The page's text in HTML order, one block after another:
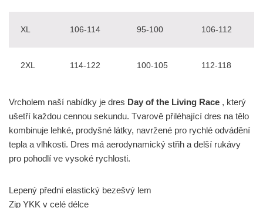
XL 106-114 95-100 106-112
2XL 114-122 100-105 112-118
Vrcholem naší nabídky je dres Day of the Living Race , který
ušetří každou cennou sekundu. Tvarově přiléhající dres na tělo
kombinuje lehké, prodyšné látky, navržené pro rychlé odvádění
tepla a vlhkosti. Dres má aerodynamický střih a delší rukávy
pro pohodlí ve vysoké rychlosti.
Lepený přední elastický bezešvý lem
Zip YKK v celé délce